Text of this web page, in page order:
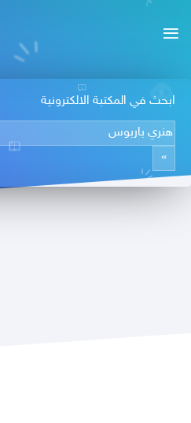
ابحث في المكتبة الالكترونية